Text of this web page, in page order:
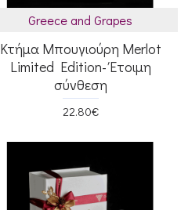
Greece and Grapes
Κτήμα Μπουγιούρη Merlot
Limited Edition- Έτοιμη
σύνθεση
22.80€